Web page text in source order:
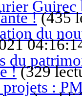
!(435
du
du
!(329
: